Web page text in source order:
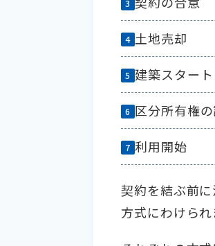
土地売却
建築スタート
区分所有権
利用開始
契約を結ぶ前
方式にわけら